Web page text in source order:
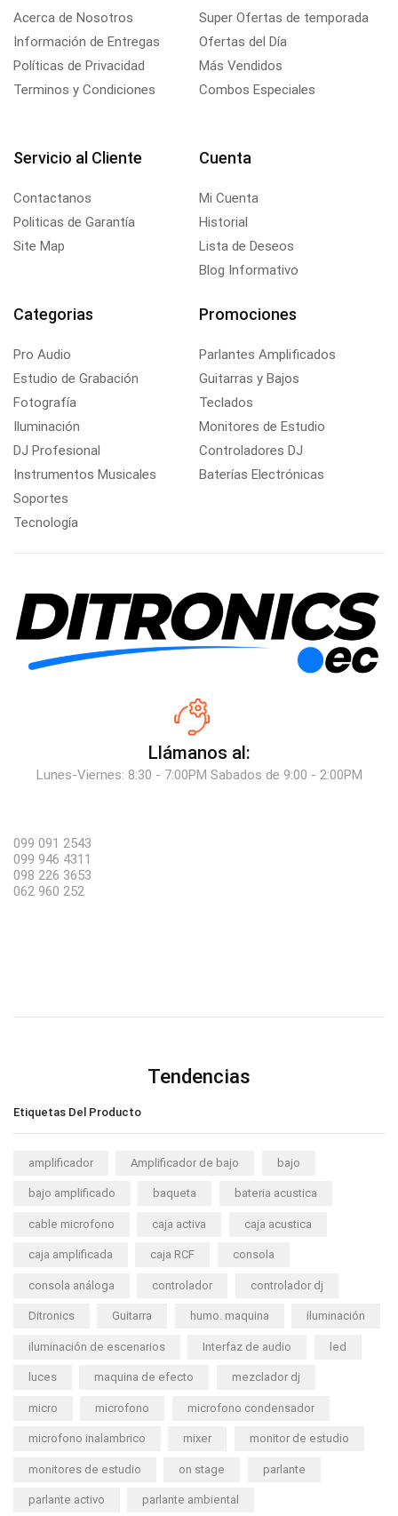
Acerca de Nosotros
Información de Entregas
Políticas de Privacidad
Terminos y Condiciones
Super Ofertas de temporada
Ofertas del Día
Más Vendidos
Combos Especiales
Servicio al Cliente
Contactanos
Politicas de Garantía
Site Map
Cuenta
Mi Cuenta
Historial
Lista de Deseos
Blog Informativo
Categorias
Pro Audio
Estudio de Grabación
Fotografía
Iluminación
DJ Profesional
Instrumentos Musicales
Soportes
Tecnología
Promociones
Parlantes Amplificados
Guitarras y Bajos
Teclados
Monitores de Estudio
Controladores DJ
Baterías Electrónicas
Llámanos al:
Lunes-Viernes: 8:30 - 7:00PM Sabados de 9:00 - 2:00PM
099 091 2543
099 946 4311
098 226 3653
062 960 252
Tendencias
Etiquetas Del Producto
amplificador Amplificador de bajo bajo
bajo amplificado baqueta bateria acustica
cable microfono caja activa caja acustica
caja amplificada caja RCF consola
consola análoga controlador controlador dj
Ditronics Guitarra humo. maquina iluminación
iluminación de escenarios Interfaz de audio led
luces maquina de efecto mezclador dj
micro microfono microfono condensador
microfono inalambrico mixer monitor de estudio
monitores de estudio on stage parlante
parlante activo parlante ambiental